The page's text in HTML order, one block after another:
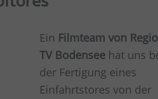
Ein Filmteam von Regio
TV Bodensee hat uns
der Fertigung eines
Einfahrtstores von der